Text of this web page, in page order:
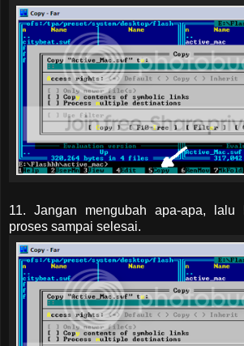
11. Jangan mengubah apa-apa, lalu
proses sampai selesai.